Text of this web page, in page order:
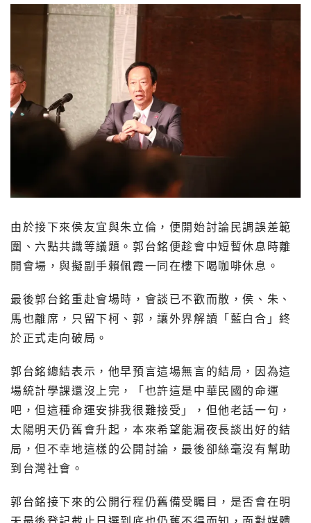
由於接下來侯友宜與朱立倫，便開始討論民調誤差範
圍、六點共識等議題。郭台銘便趁會中短暫休息時離
開會場，與擬副手賴佩霞一同在樓下喝咖啡休息。
最後郭台銘重赴會場時，會談已不歡而散，侯、朱、
馬也離席，只留下柯、郭，讓外界解讀「藍白合」終
於正式走向破局。
郭台銘總結表示，他早預言這場無言的結局，因為這
場統計學課還沒上完，「也許這是中華民國的命運
吧，但這種命運安排我很難接受」，但他老話一句，
太陽明天仍舊會升起，本來希望能漏夜長談出好的結
局，但不幸地這樣的公開討論，最後卻絲毫沒有幫助
到台灣社會。
郭台銘接下來的公開行程仍舊備受矚目，是否會在明